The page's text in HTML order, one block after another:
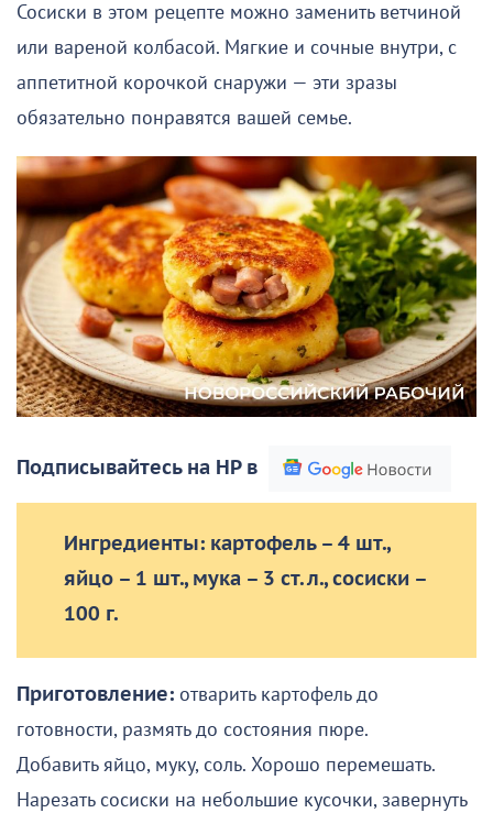
Сосиски в этом рецепте можно заменить ветчиной
или вареной колбасой. Мягкие и сочные внутри, с
аппетитной корочкой снаружи — эти зразы
обязательно понравятся вашей семье.
Подписывайтесь на НР в
Ингредиенты: картофель – 4 шт.,
яйцо – 1 шт., мука – 3 ст. л., сосиски –
100 г.
Приготовление: отварить картофель до
готовности, размять до состояния пюре.
Добавить яйцо, муку, соль. Хорошо перемешать.
Нарезать сосиски на небольшие кусочки, завернуть